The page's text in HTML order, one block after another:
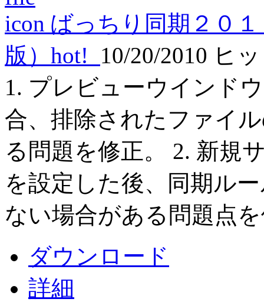
ばっちり同期２０
版） hot! 10/20/2010 ヒ
1. プレビューウインド
合、排除されたファイ
る問題を修正。 2. 新規
を設定した後、同期ル
ない場合がある問題点
ダウンロード
詳細